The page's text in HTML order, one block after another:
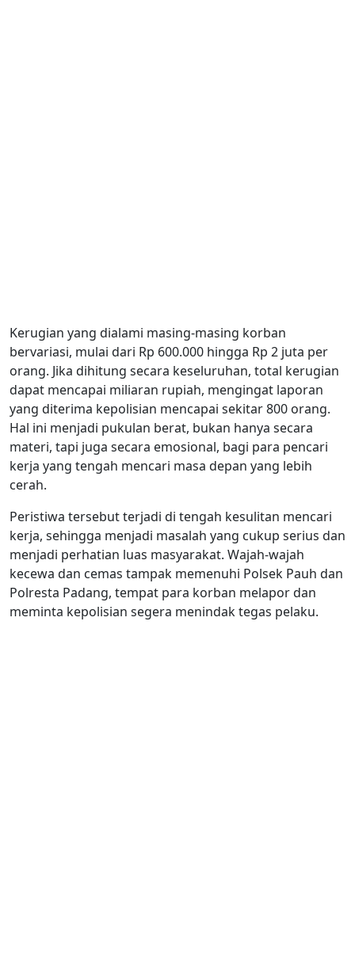
Kerugian yang dialami masing-masing korban
bervariasi, mulai dari Rp 600.000 hingga Rp 2 juta per
orang. Jika dihitung secara keseluruhan, total kerugian
dapat mencapai miliaran rupiah, mengingat laporan
yang diterima kepolisian mencapai sekitar 800 orang.
Hal ini menjadi pukulan berat, bukan hanya secara
materi, tapi juga secara emosional, bagi para pencari
kerja yang tengah mencari masa depan yang lebih
cerah.
Peristiwa tersebut terjadi di tengah kesulitan mencari
kerja, sehingga menjadi masalah yang cukup serius dan
menjadi perhatian luas masyarakat. Wajah-wajah
kecewa dan cemas tampak memenuhi Polsek Pauh dan
Polresta Padang, tempat para korban melapor dan
meminta kepolisian segera menindak tegas pelaku.